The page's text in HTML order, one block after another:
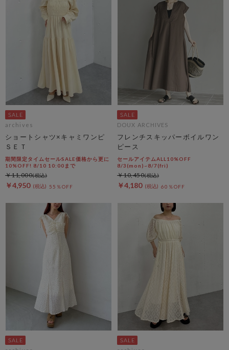
archives
ショートシャツ×キャミワンピ
ＳＥＴ
期間限定タイムセールSALE価格から更に
10%OFF! 8/10 10:00まで
￥4,950 55％OFF
￥11,000
DOUX ARCHIVES
フレンチスキッパーボイルワン
ピース
セールアイテムALL10%OFF
8/3(mon)~8/7(fri)
￥4,180 60％OFF
￥10,450